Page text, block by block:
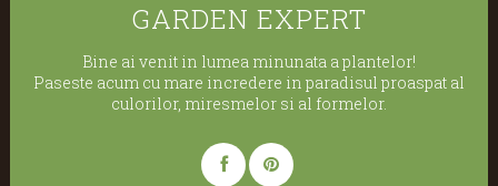
GARDEN EXPERT
Bine ai venit in lumea minunata a plantelor!
Paseste acum cu mare incredere in paradisul proaspat al
culorilor, miresmelor si al formelor.